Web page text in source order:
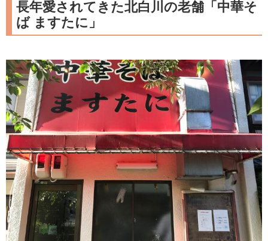
長年愛されてきた北白川の老舗「中華そ
ば ますたに」